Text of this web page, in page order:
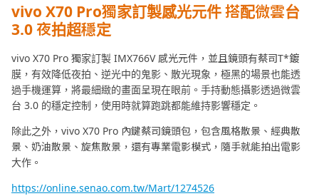
vivo X70 Pro獨家訂製感光元件 搭配微雲台
3.0 夜拍超穩定
vivo X70 Pro 獨家訂製 IMX766V 感光元件，並且鏡頭有蔡司T*鍍
膜，有效降低夜拍、逆光中的鬼影、散光現象，極黑的場景也能透
過手機運算，將最細緻的畫面呈現在眼前。手持動態攝影透過微雲
台 3.0 的穩定控制，使用時就算跑跳都能維持影響穩定。
除此之外，vivo X70 Pro 內鍵蔡司鏡頭包，包含風格散景、經典散
景、奶油散景、旋焦散景，還有專業電影模式，隨手就能拍出電影
大作。
https://online.senao.com.tw/Mart/1274526